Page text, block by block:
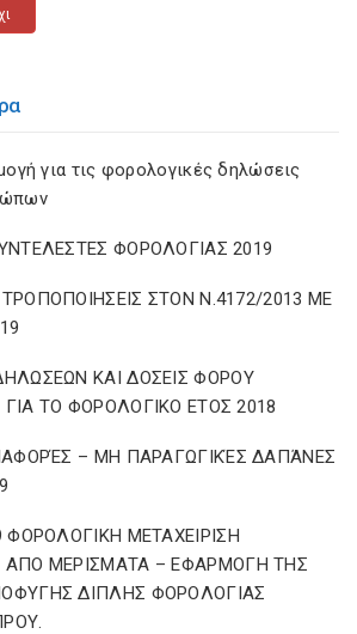
για τις φορολογικές δηλώσεις
ΦΟΡΟΛΟΓΙΑΣ 2019
ΣΤΟΝ Ν.4172/2013 ΜΕ
ΚΑΙ ΔΟΣΕΙΣ ΦΟΡΟΥ
ΤΟ ΦΟΡΟΛΟΓΙΚΟ ΕΤΟΣ 2018
– ΜΗ ΠΑΡΑΓΩΓΙΚΈΣ ΔΑΠΆΝΕΣ
ΦΟΡΟΛΟΓΙΚΗ ΜΕΤΑΧΕΙΡΙΣΗ
ΑΠΟ ΜΕΡΙΣΜΑΤΑ – ΕΦΑΡΜΟΓΗ ΤΗΣ
ΔΙΠΛΗΣ ΦΟΡΟΛΟΓΙΑΣ